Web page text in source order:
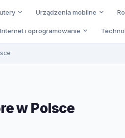
Urządzenia mobilne
Internet i oprogramowanie
w Polsce